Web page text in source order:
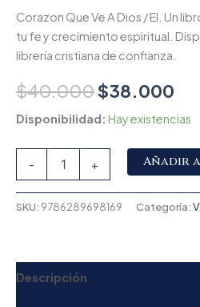
Corazon Que Ve A Dios / El. Un
tu fe y crecimiento espiritual.
librería cristiana de confianza.
$40.000$38.000
Disponibilidad: Hay existencias
- + Añadir
SKU: 9786289698169 Categoría:
Descripción